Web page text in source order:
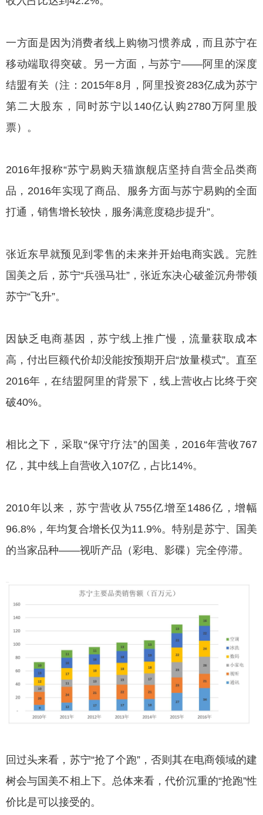
一方面是因为消费者线上购物习惯养成，而且苏宁在
移动端取得突破。另一方面，与苏宁——阿里的深度
结盟有关（注：2015年8月，阿里投资283亿成为苏宁
第二大股东，同时苏宁以140亿认购2780万阿里股
票）。
2016年报称“苏宁易购天猫旗舰店坚持自营全品类商
品，2016年实现了商品、服务方面与苏宁易购的全面
打通，销售增长较快，服务满意度稳步提升”。
张近东早就预见到零售的未来并开始电商实践。完胜
国美之后，苏宁“兵强马壮”，张近东决心破釜沉舟带领
苏宁“飞升”。
因缺乏电商基因，苏宁线上推广慢，流量获取成本
高，付出巨额代价却没能按预期开启“放量模式”。直至
2016年，在结盟阿里的背景下，线上营收占比终于突
破40%。
相比之下，采取“保守疗法”的国美，2016年营收767
亿，其中线上自营收入107亿，占比14%。
2010年以来，苏宁营收从755亿增至1486亿，增幅
96.8%，年均复合增长仅为11.9%。特别是苏宁、国美
的当家品种——视听产品（彩电、影碟）完全停滞。
回过头来看，苏宁“抢了个跑”，否则其在电商领域的建
树会与国美不相上下。总体来看，代价沉重的“抢跑”性
价比是可以接受的。